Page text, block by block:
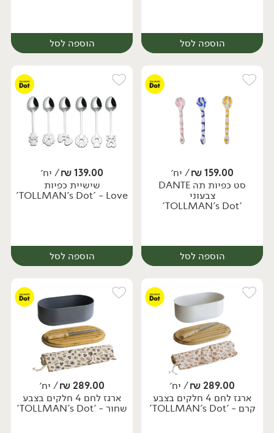
הוספה לסל
יח׳
הוספה לסל
יח׳
159.00
₪/ יח׳
סט כפיות תה DANTE
צבעוני
'TOLLMAN's Dot'
הוספה לסל
יח׳
139.00
₪/ יח׳
שישיית כפיות
TOLLMAN's Dot' - Love'
הוספה לסל
יח׳
289.00
₪/ יח׳
ארגז לחם 4 חלקים בצבע
קרם - 'TOLLMAN's Dot'
289.00
₪/ יח׳
ארגז לחם 4 חלקים בצבע
שחור - 'TOLLMAN's Dot'